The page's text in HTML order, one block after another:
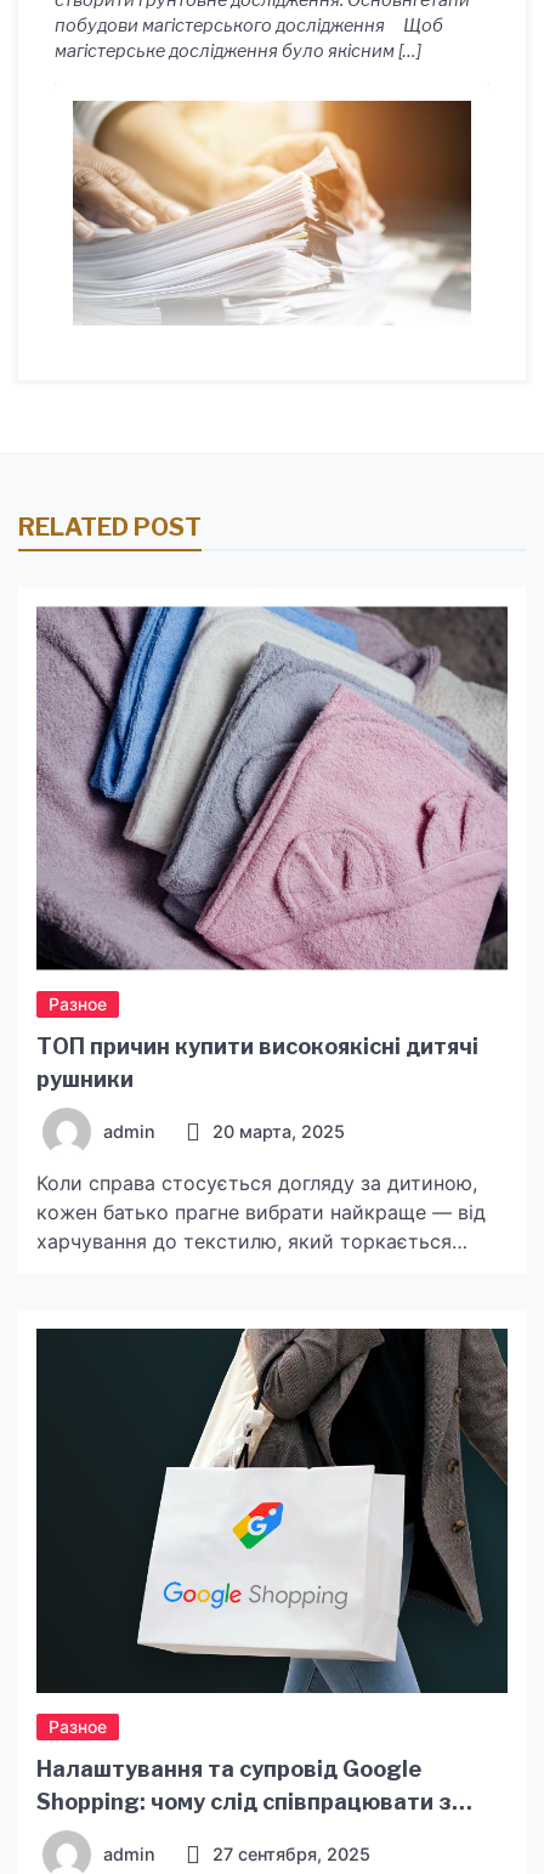
побудови магістерського дослідження Щоб
магістерське дослідження було якісним […]
RELATED POST
Разное
ТОП причин купити високоякісні дитячі
рушники
admin 20 марта, 2025
Коли справа стосується догляду за дитиною,
кожен батько прагне вибрати найкраще — від
харчування до текстилю, який торкається
Чому варто інвестувати саме у високоякісні
дитячі рушники, а не в звичайні дешеві
варіанти? Відповідь криється у комфорті,
безпеці та довговічності. Ось основні причини,
Разное
Налаштування та супровід Google
Shopping: чому слід співпрацювати з
профі
admin 27 сентября, 2025